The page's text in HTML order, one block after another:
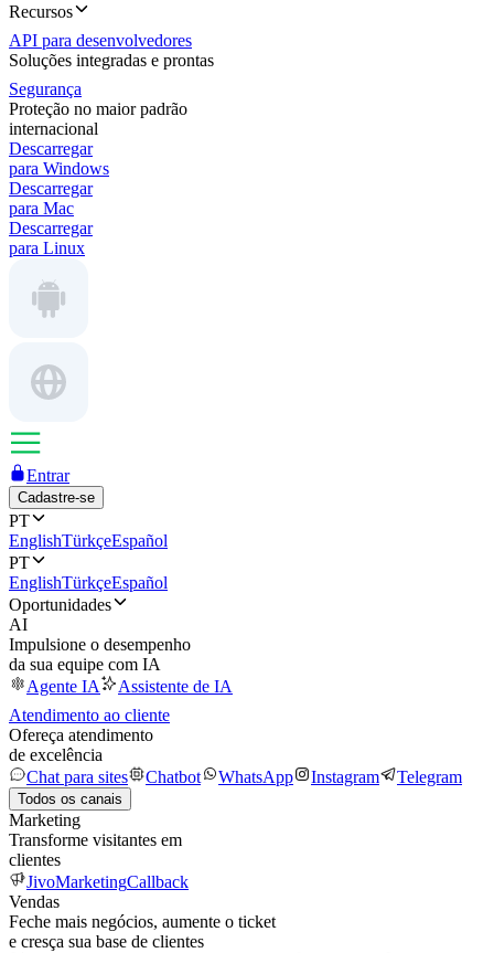
Recursos
API para desenvolvedores
Soluções integradas e prontas
Segurança
Proteção no maior padrão
internacional
Descarregar
para Windows
Descarregar
para Mac
Descarregar
para Linux
Entrar
Cadastre-se
PT
EnglishTürkçeEspañol
PT
EnglishTürkçeEspañol
Oportunidades
AI
Impulsione o desempenho
da sua equipe com IA
Agente IA
Assistente de IA
Atendimento ao cliente
Ofereça atendimento
de excelência
Chat para sites
Chatbot WhatsApp Instagram Telegram
Todos os canais
Marketing
Transforme visitantes em
clientes
JivoMarketingCallback
Vendas
Feche mais negócios, aumente o ticket
e cresça sua base de clientes